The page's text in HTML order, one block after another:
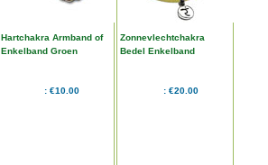
Hartchakra Armband of
Enkelband Groen
€10.00
Zonnevlechtchakra
Bedel Enkelband
€20.00